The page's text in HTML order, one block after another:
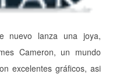
nuevo lanza una joya,
Cameron, un mundo
excelentes gráficos, asi